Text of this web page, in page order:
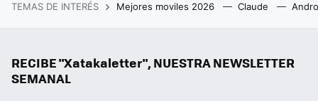
TEMAS DE INTERÉS Mejores moviles 2026 Claude
RECIBE "Xatakaletter", NUESTRA NEWSLETTER
SEMANAL